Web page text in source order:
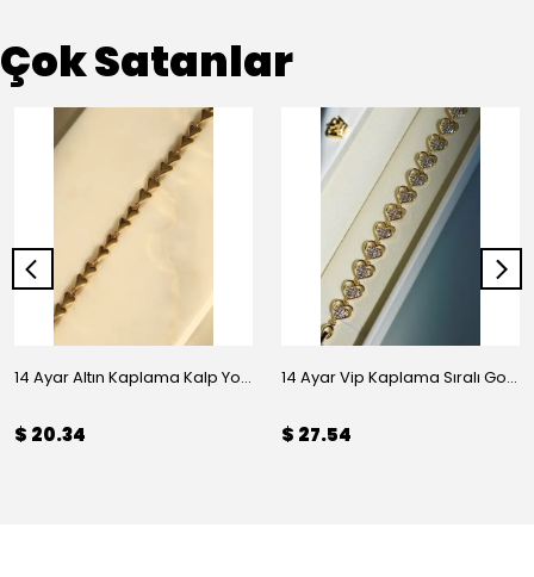
Çok Satanlar
14 Ayar Altın Kaplama Kalp Yolu Bileklik
$ 20.34
14 Ayar Vip Kaplama Sıralı Gold Taşlı Kalp Bileklik
$ 27.54